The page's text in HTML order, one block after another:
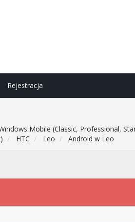
Rejestracja
Mobile (Classic, Professional,
HTC Leo Android w Leo